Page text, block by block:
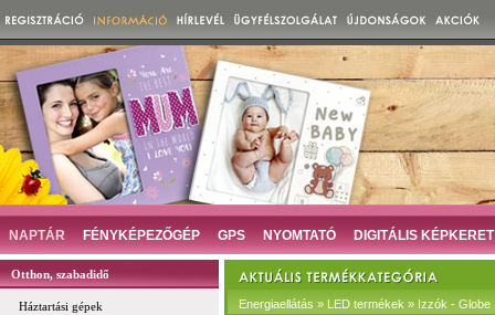
NAPTÁR FÉNYKÉPEZŐGÉP GPS NYOMTATÓ DIGITÁLIS KÉPKERET
Otthon, szabadidő
Háztartási gépek
Energiaellátás » LED termékek » Izzók - Globe